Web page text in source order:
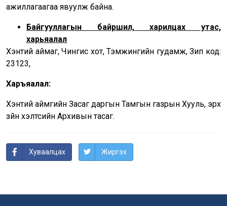
ажиллагаагаа явуулж байна.
Байгууллагын байршил, харилцах утас,
харьяалал
Хэнтий аймаг, Чингис хот, Тэмүүжингийн гудамж, Зип код:
23123,
Харъяалал:
Хэнтий аймгийн Засаг даргын Тамгын газрын Хууль, эрх
зүйн хэлтсийн Архивын тасаг.
Хуваалцах Жиргэх